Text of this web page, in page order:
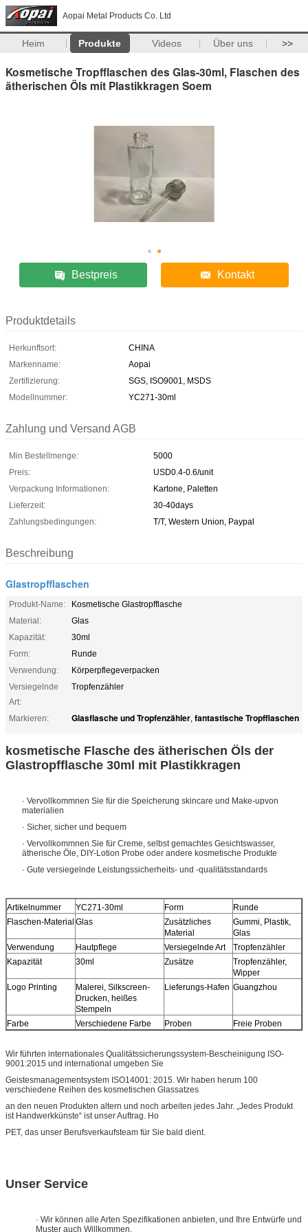
Aopai Metal Products Co. Ltd
Heim Produkte Videos Über uns >>
Kosmetische Tropfflaschen des Glas-30ml, Flaschen des
ätherischen Öls mit Plastikkragen Soem
Bestpreis Kontakt
Produktdetails
Herkunftsort:
CHINA
Markenname:
Aopai
Zertifizierung:
SGS, ISO9001, MSDS
Modellnummer:
YC271-30ml
Zahlung und Versand AGB
Min Bestellmenge:
5000
Preis:
USD0.4-0.6/unit
Verpackung Informationen:
Kartone, Paletten
Lieferzeit:
30-40days
Zahlungsbedingungen:
T/T, Western Union, Paypal
Beschreibung
Glastropfflaschen
Produkt-Name:
Kosmetische Glastropfflasche
Material:
Glas
Kapazität:
30ml
Form:
Runde
Verwendung:
Körperpflegeverpacken
Versiegelnde
Art:
Tropfenzähler
Markieren: Glasflasche und Tropfenzähler, fantastische Tropfflaschen
kosmetische Flasche des ätherischen Öls der
Glastropfflasche 30ml mit Plastikkragen
· Vervollkommnen Sie für die Speicherung skincare und Make-upvon
materialien
· Sicher, sicher und bequem
· Vervollkommnen Sie für Creme, selbst gemachtes Gesichtswasser,
ätherische Öle, DIY-Lotion Probe oder andere kosmetische Produkte
· Gute versiegelnde Leistungssicherheits- und -qualitätsstandards
Artikelnummer YC271-30ml Form
Runde
Flaschen-Material Glas
Zusätzliches
Material
Gummi, Plastik,
Glas
Verwendung
Hautpflege Versiegelnde Art
Tropfenzähler
Kapazität
30ml Zusätze
Tropfenzähler,
Wipper
Logo Printing
Malerei, Silkscreen-
Drucken, heißes
Stempeln
Lieferungs-Hafen Guangzhou
Farbe Verschiedene Farbe Proben Freie Proben
Wir führten internationales Qualitätssicherungssystem-Bescheinigung ISO-
9001:2015 und international umgeben Sie
Geistesmanagementsystem ISO14001: 2015. Wir haben herum 100
verschiedene Reihen des kosmetischen Glassatzes
an den neuen Produkten altern und noch arbeiten jedes Jahr. „Jedes Produkt
ist Handwerkkünste“ ist unser Auftrag. Ho
PET, das unser Berufsverkaufsteam für Sie bald dient.
Unser Service
· Wir können alle Arten Spezifikationen anbieten, und Ihre Entwürfe und
Muster auch Willkommen.